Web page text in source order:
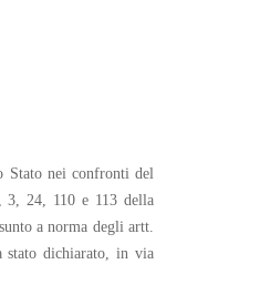
Stato nei confronti del
3, 24, 110 e 113 della
a norma degli artt.
stato dichiarato, in via